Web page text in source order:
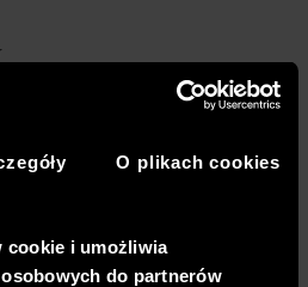
O plikach cookies
cookie i umożliwia
do partnerów